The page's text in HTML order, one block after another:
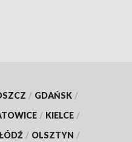
/ GDAŃSK /
/ KIELCE /
/ OLSZTYN /